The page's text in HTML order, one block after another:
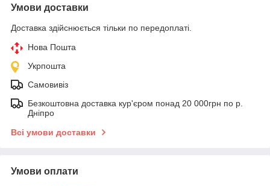
Умови доставки
Доставка здійснюється тільки по передоплаті.
Нова Пошта
Укрпошта
Самовивіз
Безкоштовна доставка кур'єром понад 20 000грн по р.
Дніпро
Всі умови доставки
Умови оплати